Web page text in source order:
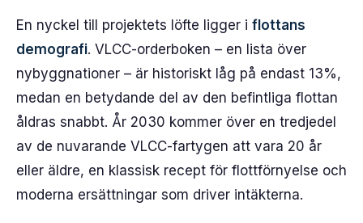
En nyckel till projektets löfte ligger i flottans
demografi. VLCC-orderboken – en lista över
nybyggnationer – är historiskt låg på endast 13%,
medan en betydande del av den befintliga flottan
åldras snabbt. År 2030 kommer över en tredjedel
av de nuvarande VLCC-fartygen att vara 20 år
eller äldre, en klassisk recept för flottförnyelse och
moderna ersättningar som driver intäkterna.